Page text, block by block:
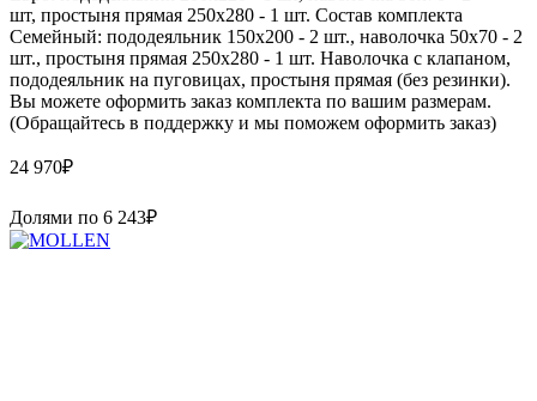
шт, простыня прямая 250х280 - 1 шт. Состав комплекта
Семейный: пододеяльник 150х200 - 2 шт., наволочка 50х70 - 2
шт., простыня прямая 250х280 - 1 шт. Наволочка с клапаном,
пододеяльник на пуговицах, простыня прямая (без резинки).
Вы можете оформить заказ комплекта по вашим размерам.
(Обращайтесь в поддержку и мы поможем оформить заказ)
24 970₽
Долями по 6 243₽